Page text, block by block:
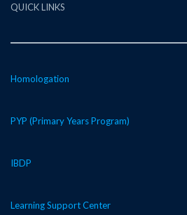
QUICK LINKS
Homologation
PYP (Primary Years Program)
IBDP
Learning Support Center